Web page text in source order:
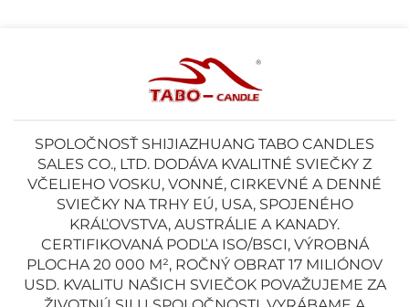
SPOLOČNOSŤ SHIJIAZHUANG TABO CANDLES
SALES CO., LTD. DODÁVA KVALITNÉ SVIEČKY Z
VČELIEHO VOSKU, VONNÉ, CIRKEVNÉ A DENNÉ
SVIEČKY NA TRHY EÚ, USA, SPOJENÉHO
KRÁĽOVSTVA, AUSTRÁLIE A KANADY.
CERTIFIKOVANÁ PODĽA ISO/BSCI, VÝROBNÁ
PLOCHA 20 000 M², ROČNÝ OBRAT 17 MILIÓNOV
USD. KVALITU NAŠICH SVIEČOK POVAŽUJEME ZA